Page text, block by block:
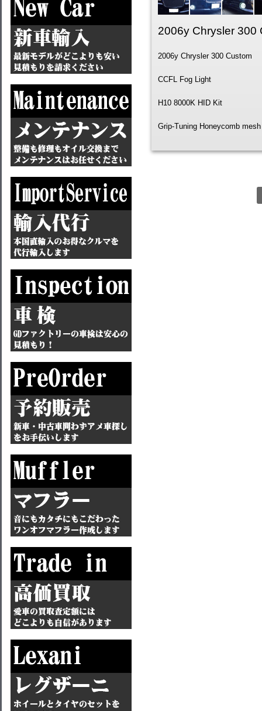
2006y Chrysler 300
2006y Chrysler 300 Custom
CCFL Fog Light
H10 8000K HID Kit
Grip-Tuning Honeycomb mesh